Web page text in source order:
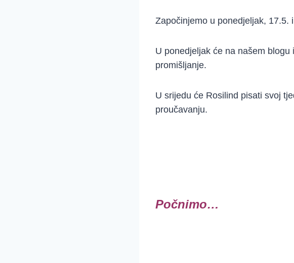
Započinjemo u ponedjeljak, 17.5.
U ponedjeljak će na našem
promišljanje.
U srijedu će Rosilind pisati svoj
proučavanju.
Počnimo…